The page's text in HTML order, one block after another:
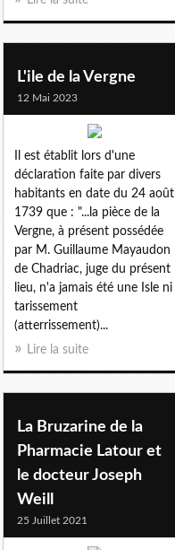
L'ile de la Vergne
12 Mai 2023
Il est établit lors d'une
déclaration faite par divers
habitants en date du 24 août
1739 que : "...la pièce de la
Vergne, à présent possédée
par M. Guillaume Mayaudon
de Chadriac, juge du présent
lieu, n'a jamais été une Isle ni
tarissement
(atterrissement)...
Lire la suite
La Bruzarine de la
Pharmacie Latour et
le docteur Joseph
Weill
25 Juillet 2021